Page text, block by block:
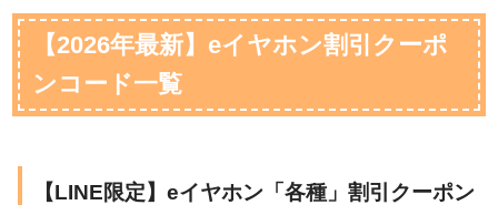
【2026年最新】eイヤホン割引クーポ
ンコード一覧
【LINE限定】eイヤホン「各種」割引クーポン